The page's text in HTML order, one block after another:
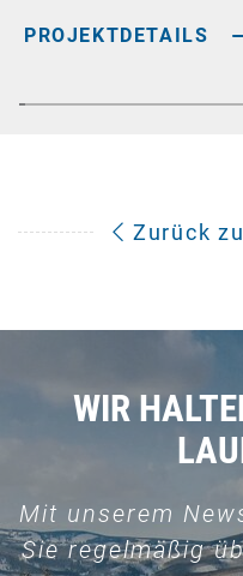
PROJEKTDETAILS
Zurück
WIR
Mit unserem
Sie regelmäßig